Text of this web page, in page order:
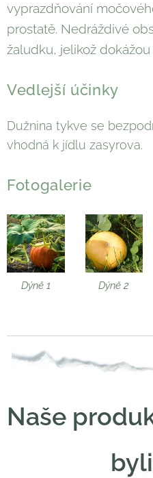
vyprazdňování
prostatě. Nedráždivé
žaludku, jelikož
Vedlejší účinky
Dužnina tykve se
vhodná k jídlu zasyrova.
Fotogalerie
Dýně 1 Dýně 2
Naše